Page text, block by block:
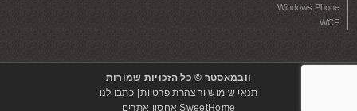
Windows Phone
WCF
וובמאסטר © כל הזכויות שמורות
תנאי שימוש והצהרת פרטיות כתבו לנו
SweetHome אחסון אתרים